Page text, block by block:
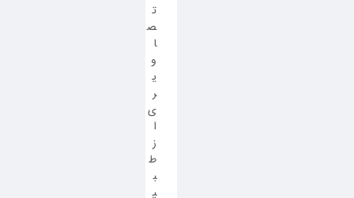
ت
ص
ا
و
ی
ر
ی
ا
ز
ط
ب
ی